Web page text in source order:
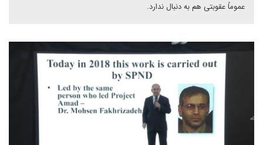
عموماً عقوبتی هم به دنبال ندارد.